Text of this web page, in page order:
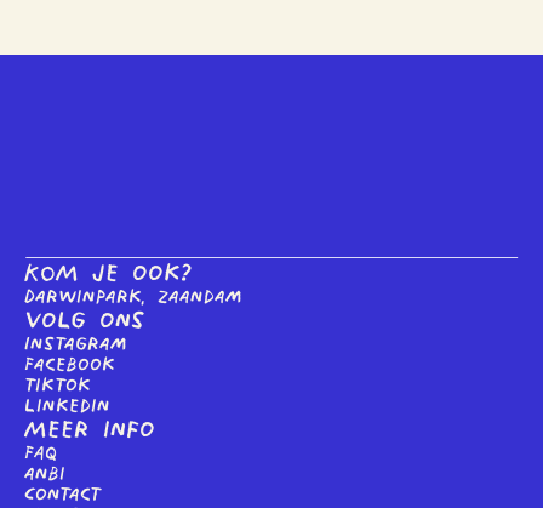
KOM je ook?
Darwinpark, Zaandam
Volg ons
Instagram
Facebook
tiktok
linkedin
Meer info
FAQ
anbi
Contact